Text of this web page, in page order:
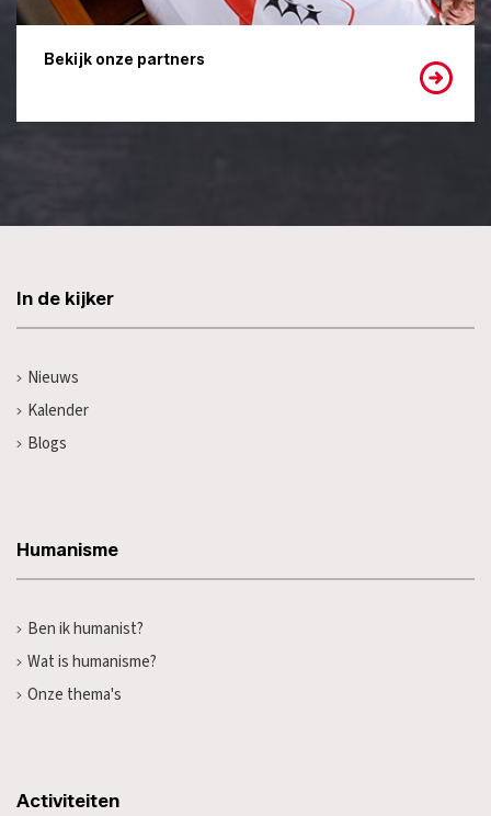
Bekijk onze partners
In de kijker
Nieuws
Kalender
Blogs
Humanisme
Ben ik humanist?
Wat is humanisme?
Onze thema's
Activiteiten